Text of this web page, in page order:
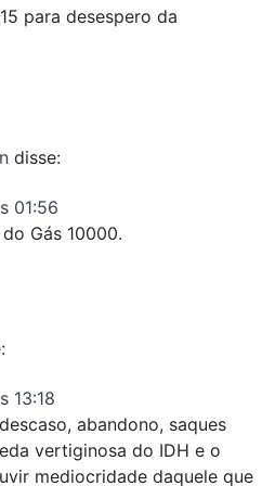
para desespero da
disse:
01:56
Gás 10000.
13:18
abandono, saques
vertiginosa do IDH e o
mediocridade daquele que